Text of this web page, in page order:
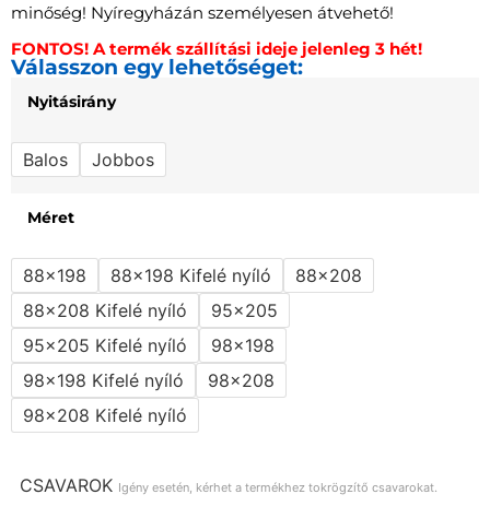
minőség! Nyíregyházán személyesen átvehető!
FONTOS! A termék szállítási ideje jelenleg 3 hét!
Válasszon egy lehetőséget:
Nyitásirány
Balos Jobbos
Méret
88x198 88x198 Kifelé nyíló
88x208
88x208 Kifelé nyíló
95x205
95x205 Kifelé nyíló
98x198
98x198 Kifelé nyíló
98x208
98x208 Kifelé nyíló
CSAVAROK Igény esetén, kérhet a termékhez tokrögzítő csavarokat.